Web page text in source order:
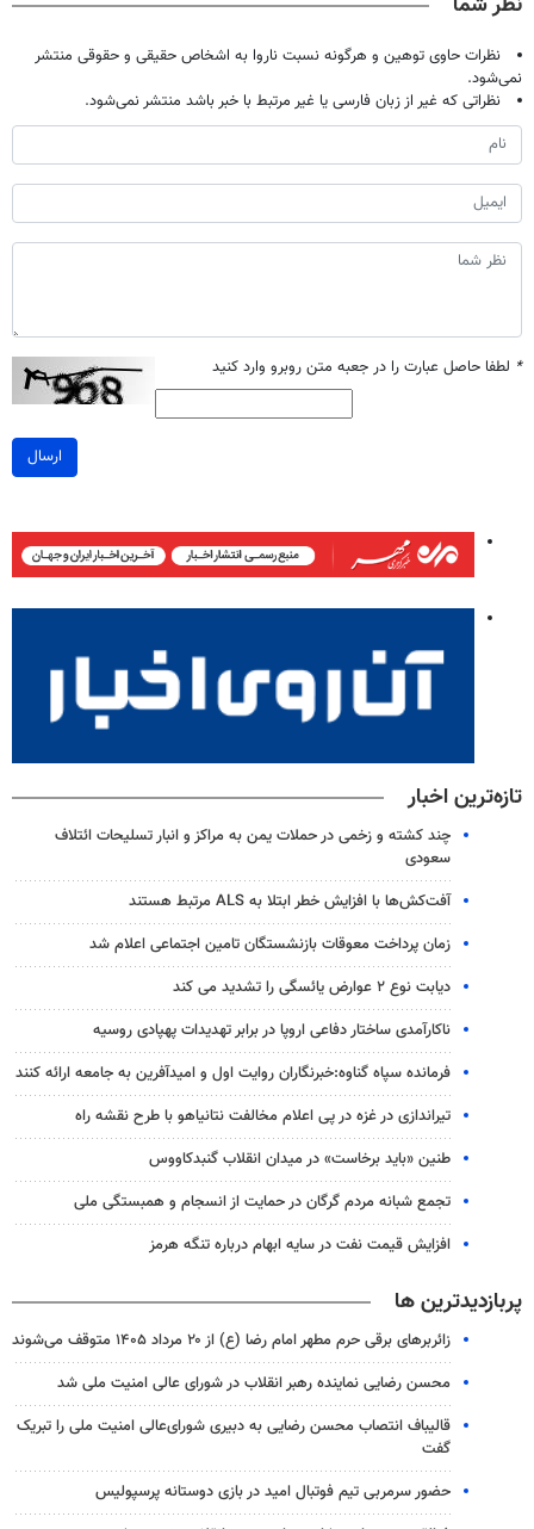
تومان!!!
نظرات حاوی توهین و هرگونه نسبت ناروا به اشخاص حقیقی و حقوقی منتشر
نمی‌شود.
نظراتی که غیر از زبان فارسی یا غیر مرتبط با خبر باشد منتشر نمی‌شود.
* لطفا حاصل عبارت را در جعبه متن روبرو وارد کنید
ارسال
تازه‌ترین اخبار
چند کشته و زخمی در حملات یمن به مراکز و انبار تسلیحات ائتلاف
سعودی
آفت‌کش‌ها با افزایش خطر ابتلا به ALS مرتبط هستند
زمان پرداخت معوقات بازنشستگان تامین اجتماعی اعلام شد
دیابت نوع ۲ عوارض یائسگی را تشدید می کند
ناکارآمدی ساختار دفاعی اروپا در برابر تهدیدات پهپادی روسیه
فرمانده سپاه گناوه:خبرنگاران روایت اول و امیدآفرین به جامعه ارائه کنند
تیراندازی در غزه در پی اعلام مخالفت نتانیاهو با طرح نقشه راه
طنین «باید برخاست» در میدان انقلاب گنبدکاووس
تجمع شبانه مردم گرگان در حمایت از انسجام و همبستگی ملی
افزایش قیمت نفت در سایه ابهام درباره تنگه هرمز
پربازدیدترین ها
زائربرهای برقی حرم مطهر امام رضا (ع) از ۲۰ مرداد ۱۴۰۵ متوقف می‌شوند
محسن رضایی نماینده رهبر انقلاب در شورای عالی امنیت ملی شد
قالیباف انتصاب محسن رضایی به دبیری شورای‌عالی امنیت ملی را تبریک
گفت
حضور سرمربی تیم فوتبال امید در بازی دوستانه پرسپولیس